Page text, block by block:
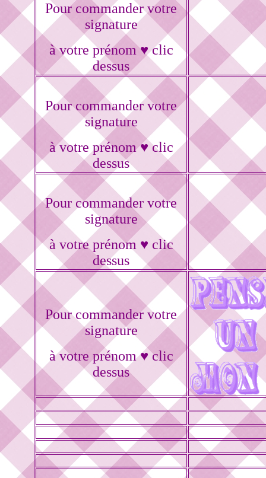
Pour commander votre
signature
à votre prénom ♥ clic
dessus
Pour commander votre
signature
à votre prénom ♥ clic
dessus
Pour commander votre
signature
à votre prénom ♥ clic
dessus
Pour commander votre
signature
à votre prénom ♥ clic
dessus